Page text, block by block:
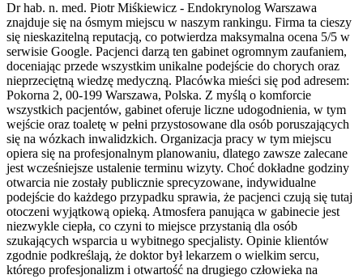
Dr hab. n. med. Piotr Miśkiewicz - Endokrynolog Warszawa
znajduje się na ósmym miejscu w naszym rankingu. Firma ta cieszy
się nieskazitelną reputacją, co potwierdza maksymalna ocena 5/5 w
serwisie Google. Pacjenci darzą ten gabinet ogromnym zaufaniem,
doceniając przede wszystkim unikalne podejście do chorych oraz
nieprzeciętną wiedzę medyczną. Placówka mieści się pod adresem:
Pokorna 2, 00-199 Warszawa, Polska. Z myślą o komforcie
wszystkich pacjentów, gabinet oferuje liczne udogodnienia, w tym
wejście oraz toaletę w pełni przystosowane dla osób poruszających
się na wózkach inwalidzkich. Organizacja pracy w tym miejscu
opiera się na profesjonalnym planowaniu, dlatego zawsze zalecane
jest wcześniejsze ustalenie terminu wizyty. Choć dokładne godziny
otwarcia nie zostały publicznie sprecyzowane, indywidualne
podejście do każdego przypadku sprawia, że pacjenci czują się tutaj
otoczeni wyjątkową opieką. Atmosfera panująca w gabinecie jest
niezwykle ciepła, co czyni to miejsce przystanią dla osób
szukających wsparcia u wybitnego specjalisty. Opinie klientów
zgodnie podkreślają, że doktor był lekarzem o wielkim sercu,
którego profesjonalizm i otwartość na drugiego człowieka na